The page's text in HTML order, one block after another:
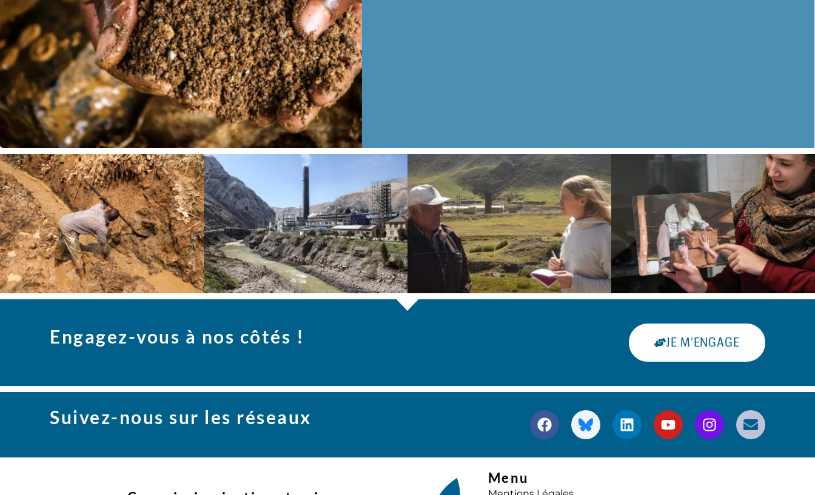
Engagez-vous à nos côtés ! JE M'ENGAGE
Suivez-nous sur les réseaux
Menu